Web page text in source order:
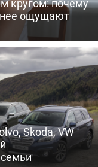
кругом: почему
ощущают
Skoda, VW